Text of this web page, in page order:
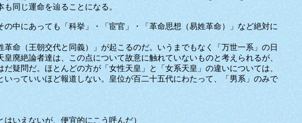
同じ運命を辿ることになる。
中にあっても「科挙」・「宦官」・「革命思想（易姓革命）」など絶対に
命（王朝交代と同義）」が起こるのだ。いうまでもなく「万世一系」の日
廃絶論者達は、この点について故意に触れていないものと考えられるが、
疑問だ。ほとんどの方が「女性天皇」と「女系天皇」の違いについては、
っていいほど報道しない。皇位が百二十五代にわたって、「男系」のみで
いえないが、便宜的にこう呼んだ）